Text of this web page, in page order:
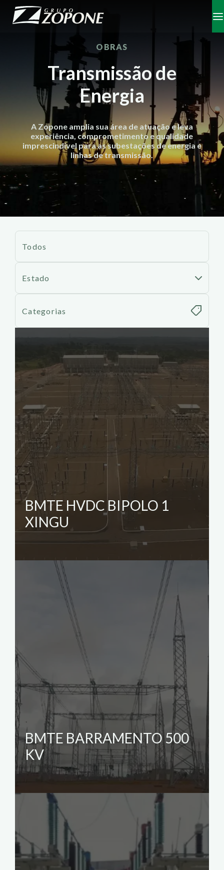
OBRAS
Transmissão de
Energia
A Zopone amplia sua área de atuação e leva
experiência, comprometimento e qualidade
imprescindível para as subestações de energia e
linhas de transmissão.
Todos
Estado
Categorias
BMTE HVDC BIPOLO 1
XINGU
BMTE BARRAMENTO 500
KV